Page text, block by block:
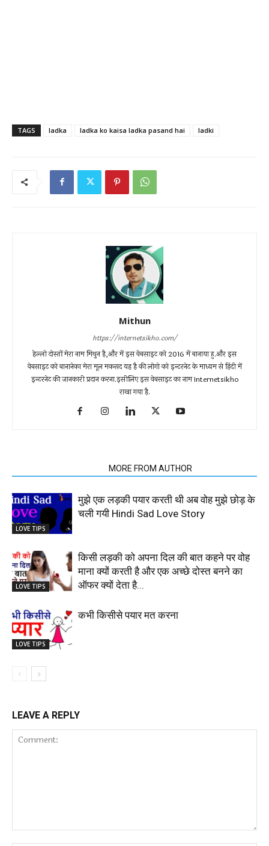
TAGS ladka ladka ko kaisa ladka pasand hai ladki
Mithun
https://internetsikho.com/
हेल्लो दोस्तों मेरा नाम मिथुन है,और में इस वेबसाइट को 2016 में बानाया हु.और इस
वेबसाइट को बानानेका मेरा मूल मकसद यह है की लोगो को इन्टरनेट के माध्यम से हिंदी में
इन्टरनेट की जानकारी प्रदान करना.इसीलिए इस वेबसाइट का नाम Internetsikho
राखा गया है.
MORE FROM AUTHOR
LOVE TIPS
मुझे एक लड़की पयार करती थी अब वोह मुझे छोड़ के
चली गयी Hindi Sad Love Story
LOVE TIPS
किसी लड़की को अपना दिल की बात कहने पर वोह
माना क्यों करती है और एक अच्छे दोस्त बनने का
ऑफर क्यों देता है...
LOVE TIPS
कभी किसीसे पयार मत करना
LEAVE A REPLY